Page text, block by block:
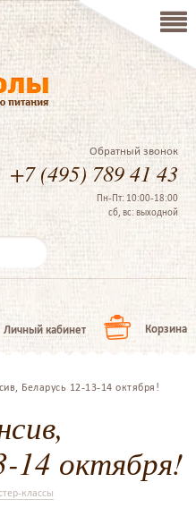
Обратный звонок
+7 (495) 789 41 43
Пн-Пт: 10:00-18:00
сб, вс: выходной
Личный кабинет Корзина
Беларусь 12-13-14 октября!
14 октября!
классы